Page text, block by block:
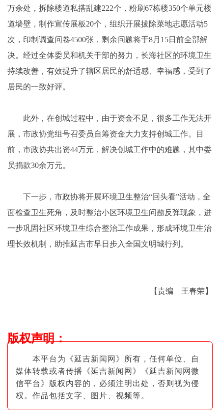
万余处，拆除楼道私搭乱建222个，粉刷67栋楼350个单元楼
道墙壁，制作宣传展板20个，组织开展拔除菜地志愿活动5
次，印制调查问卷4500张，剩余问题将于8月15日前全部解
决。经过全体委员和机关干部的努力，长海社区的环境卫生
持续改善，有效提升了辖区居民的舒适感、幸福感，受到了
居民的一致好评。
此外，在创城过程中，由于资金不足，很多工作无法开
展，市政协党组号召委员自筹资金大力支持创城工作。目
前，市政协共出资44万元，解决创城工作中的难题，其中委
员捐款30余万元。
下一步，市政协将开展环境卫生整治“回头看”活动，全
面检查卫生死角，及时整治小区环境卫生问题反弹现象，进
一步巩固社区环境卫生综合整治工作成果，形成环境卫生治
理长效机制，助推延吉市早日步入全国文明城行列。
【责编 王春荣】
版权声明：
本平台为《延吉新闻网》所有，任何单位、自
媒体转载或者传播《延吉新闻网》《延吉新闻网微
信平台》版权内容的，必须注明出处，否则视为侵
权。作品包括文字、图片 、视频等。